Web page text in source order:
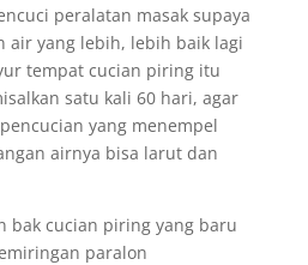
peralatan masak supaya
air yang lebih, lebih baik lagi
tempat cucian piring itu
satu kali 60 hari, agar
yang menempel
airnya bisa larut dan
bak cucian piring yang baru
paralon